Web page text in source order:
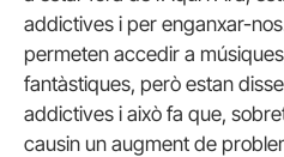
addictives i per enganxar-
permeten accedir a
fantàstiques, però estan
addictives i això fa que,
causin un augment de